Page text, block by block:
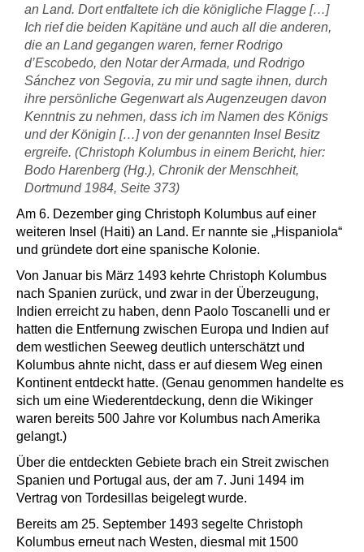
an Land. Dort entfaltete ich die königliche Flagge […]
Ich rief die beiden Kapitäne und auch all die anderen,
die an Land gegangen waren, ferner Rodrigo
d’Escobedo, den Notar der Armada, und Rodrigo
Sánchez von Segovia, zu mir und sagte ihnen, durch
ihre persönliche Gegenwart als Augenzeugen davon
Kenntnis zu nehmen, dass ich im Namen des Königs
und der Königin […] von der genannten Insel Besitz
ergreife. (Christoph Kolumbus in einem Bericht, hier:
Bodo Harenberg (Hg.), Chronik der Menschheit,
Dortmund 1984, Seite 373)
Am 6. Dezember ging Christoph Kolumbus auf einer
weiteren Insel (Haiti) an Land. Er nannte sie „Hispaniola“
und gründete dort eine spanische Kolonie.
Von Januar bis März 1493 kehrte Christoph Kolumbus
nach Spanien zurück, und zwar in der Überzeugung,
Indien erreicht zu haben, denn Paolo Toscanelli und er
hatten die Entfernung zwischen Europa und Indien auf
dem westlichen Seeweg deutlich unterschätzt und
Kolumbus ahnte nicht, dass er auf diesem Weg einen
Kontinent entdeckt hatte. (Genau genommen handelte es
sich um eine Wiederentdeckung, denn die Wikinger
waren bereits 500 Jahre vor Kolumbus nach Amerika
gelangt.)
Über die entdeckten Gebiete brach ein Streit zwischen
Spanien und Portugal aus, der am 7. Juni 1494 im
Vertrag von Tordesillas beigelegt wurde.
Bereits am 25. September 1493 segelte Christoph
Kolumbus erneut nach Westen, diesmal mit 1500